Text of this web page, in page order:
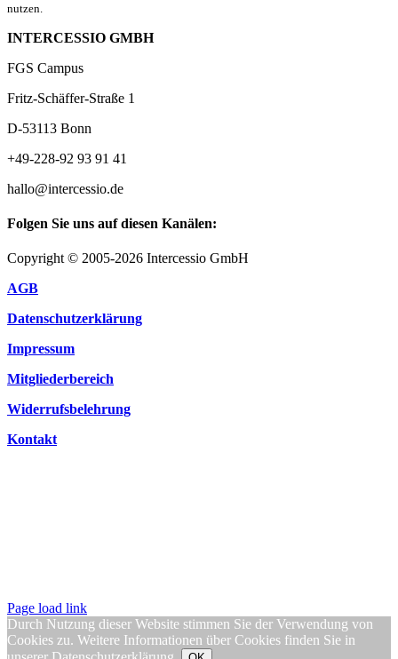
nutzen.
INTERCESSIO GMBH
FGS Campus
Fritz-Schäffer-Straße 1
D-53113 Bonn
+49-228-92 93 91 41
hallo@intercessio.de
Folgen Sie uns auf diesen Kanälen:
Copyright © 2005-2026 Intercessio GmbH
AGB
Datenschutzerklärung
Impressum
Mitgliederbereich
Widerrufsbelehrung
Kontakt
Page load link
Durch Nutzung dieser Website stimmen Sie der Verwendung von
Cookies zu. Weitere Informationen über Cookies finden Sie in